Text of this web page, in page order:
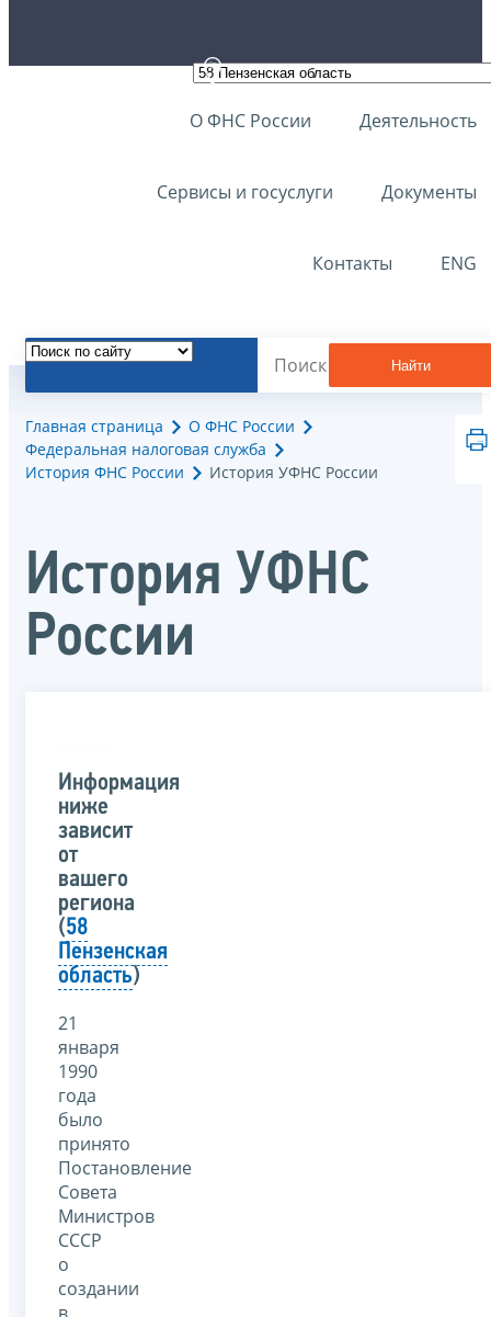
О ФНС России Деятельность
Сервисы и госуслуги Документы
Контакты ENG
Найти
Главная страница
О ФНС России
Федеральная налоговая служба
История ФНС России
История УФНС России
История УФНС
России
Информация
ниже
зависит
от
вашего
региона
(58
Пензенская
область)
21
января
1990
года
было
принято
Постановление
Совета
Министров
СССР
о
создании